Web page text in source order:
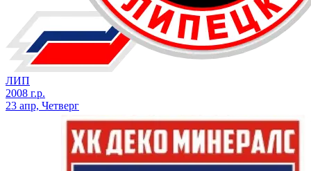
ЛИП
2008 г.р.
23 апр, Четверг